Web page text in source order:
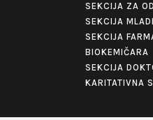
SEKCIJA ZA
SEKCIJA
SEKCIJA
BIOKEMIČARA
SEKCIJA
KARITATIVNA